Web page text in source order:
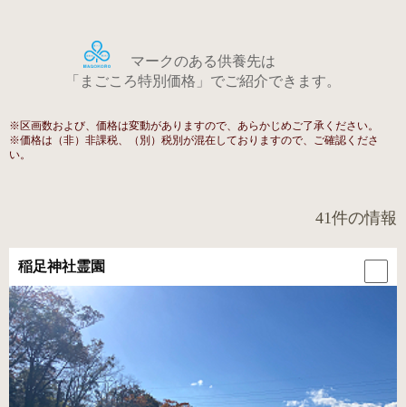
マークのある供養先は
「まごころ特別価格」でご紹介できます。
※区画数および、価格は変動がありますので、あらかじめご了承ください。
※価格は（非）非課税、（別）税別が混在しておりますので、ご確認くださ
い。
41件の情報
稲足神社霊園